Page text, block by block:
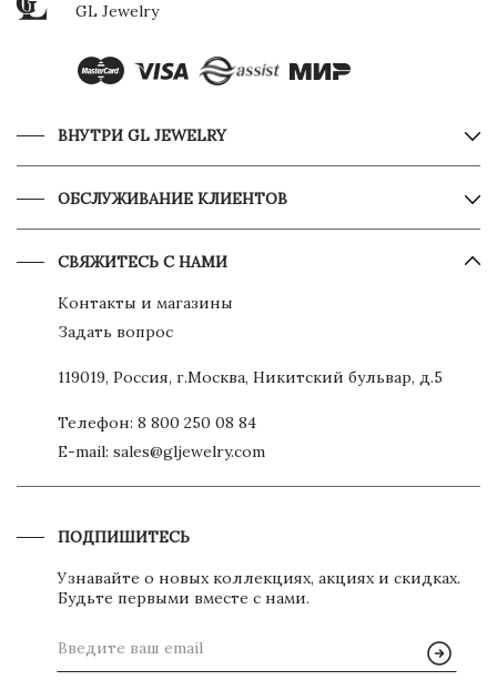
GL Jewelry
ВНУТРИ GL JEWELRY
ОБСЛУЖИВАНИЕ КЛИЕНТОВ
СВЯЖИТЕСЬ С НАМИ
Контакты и магазины
Задать вопрос
119019, Россия, г.Москва, Никитский бульвар, д.5
Телефон: 8 800 250 08 84
E-mail: sales@gljewelry.com
ПОДПИШИТЕСЬ
Узнавайте о новых коллекциях, акциях и скидках.
Будьте первыми вместе с нами.